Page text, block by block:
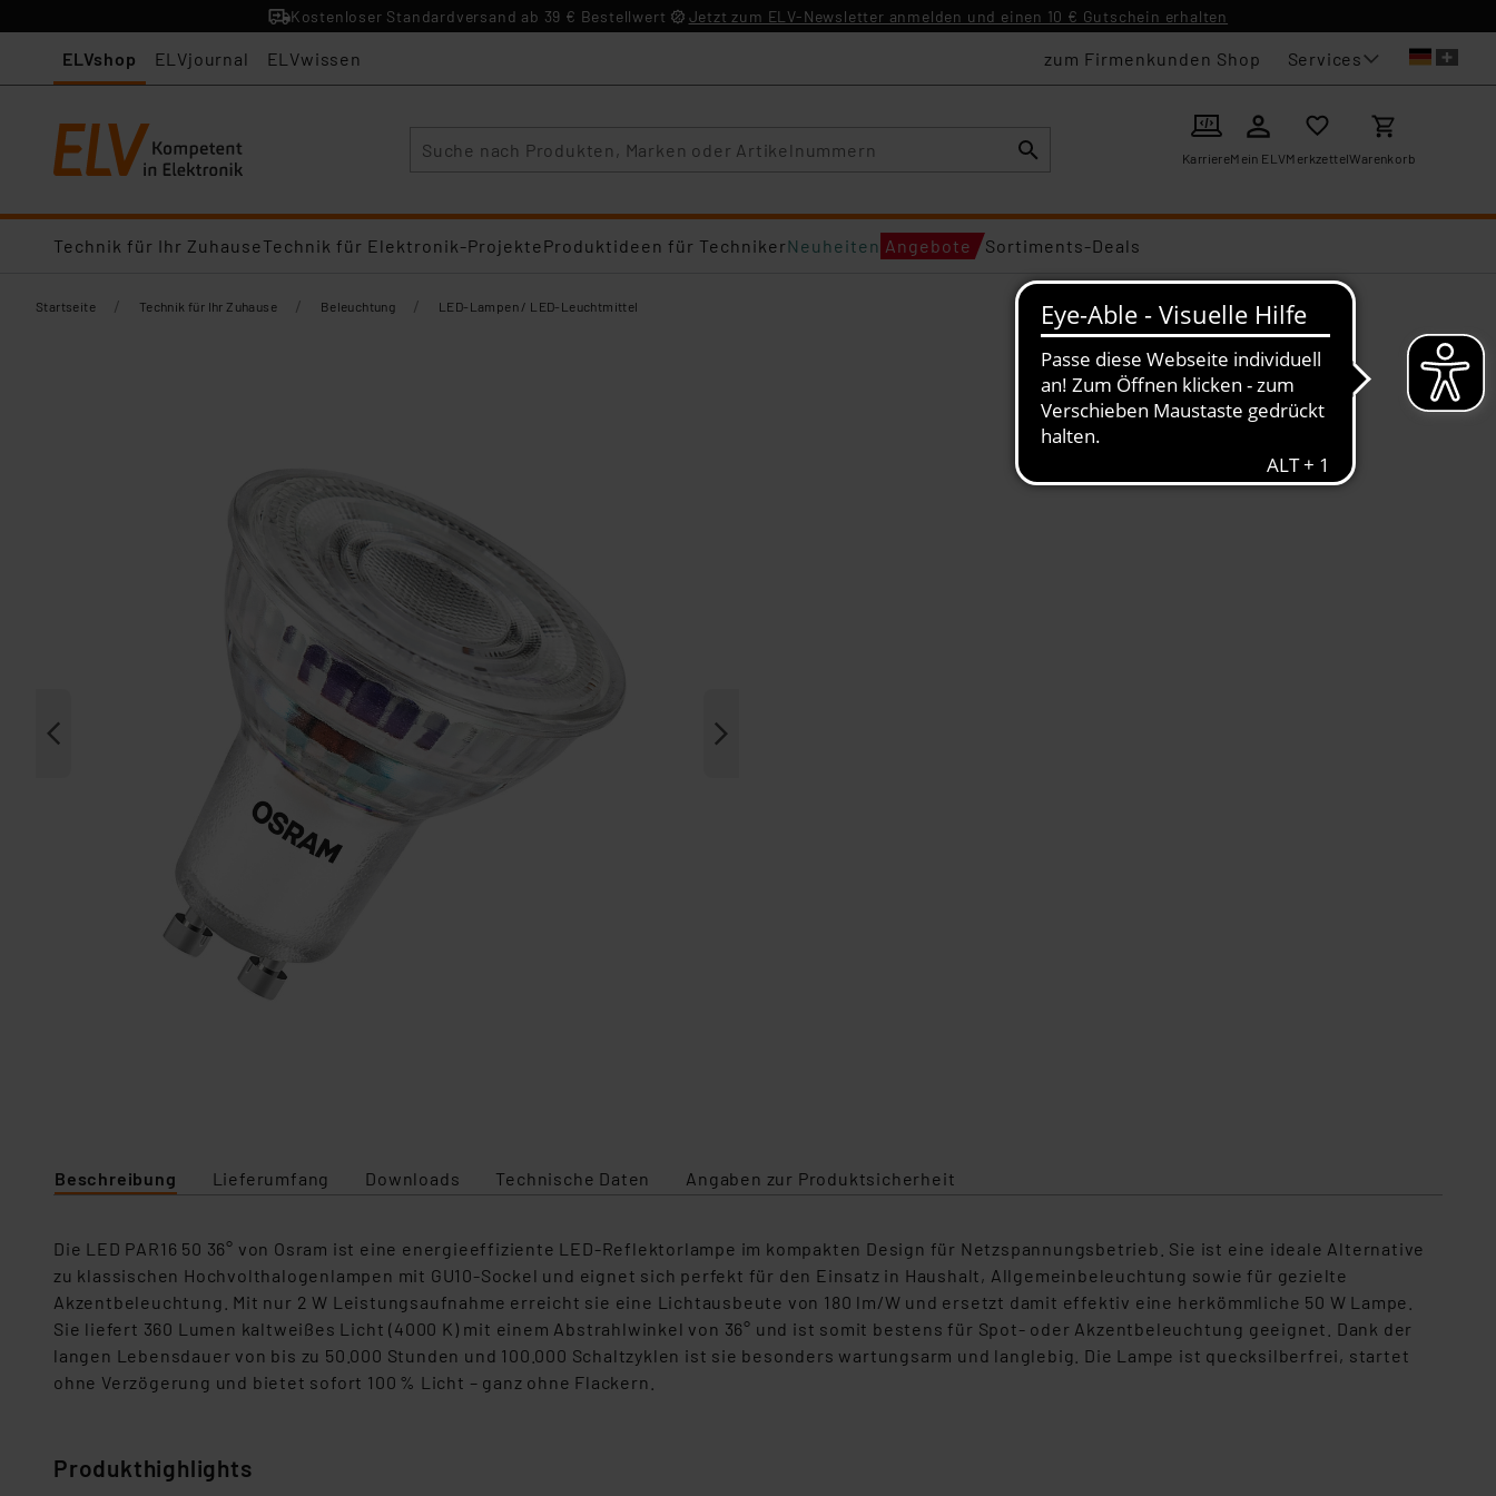
Kostenloser Standardversand ab 39 € Bestellwert Jetzt zum ELV-Newsletter anmelden und einen 10 € Gutschein erhalten
ELVshop ELVjournal ELVwissen zum Firmenkunden Shop Services
KarriereMein ELVMerkzettelWarenkorb
Technik für Ihr ZuhauseTechnik für Elektronik-ProjekteProduktideen für TechnikerNeuheiten Angebote Sortiments-Deals
Startseite / Technik für Ihr Zuhause / Beleuchtung / LED-Lampen / LED-Leuchtmittel
Beschreibung Lieferumfang Downloads Technische Daten Angaben zur Produktsicherheit
Die LED PAR16 50 36° von Osram ist eine energieeffiziente LED-Reflektorlampe im kompakten Design für Netzspannungsbetrieb. Sie ist eine ideale Alternative
zu klassischen Hochvolthalogenlampen mit GU10-Sockel und eignet sich perfekt für den Einsatz in Haushalt, Allgemeinbeleuchtung sowie für gezielte
Akzentbeleuchtung. Mit nur 2 W Leistungsaufnahme erreicht sie eine Lichtausbeute von 180 lm/W und ersetzt damit effektiv eine herkömmliche 50 W Lampe.
Sie liefert 360 Lumen kaltweißes Licht (4000 K) mit einem Abstrahlwinkel von 36° und ist somit bestens für Spot- oder Akzentbeleuchtung geeignet. Dank der
langen Lebensdauer von bis zu 50.000 Stunden und 100.000 Schaltzyklen ist sie besonders wartungsarm und langlebig. Die Lampe ist quecksilberfrei, startet
ohne Verzögerung und bietet sofort 100 % Licht – ganz ohne Flackern.
Produkthighlights